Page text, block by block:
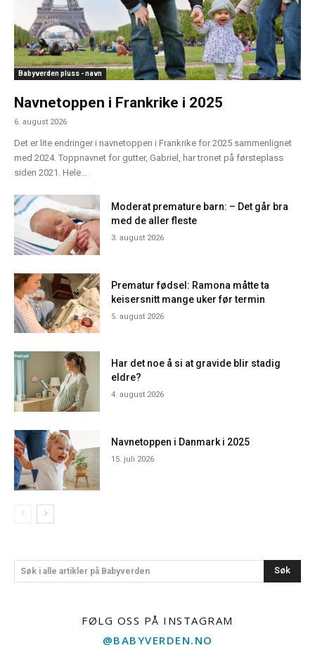
Babyverden pluss - navn
Navnetoppen i Frankrike i 2025
6. august 2026
Det er lite endringer i navnetoppen i Frankrike for 2025 sammenlignet
med 2024. Toppnavnet for gutter, Gabriel, har tronet på førsteplass
siden 2021. Hele...
Moderat premature barn: – Det går bra
med de aller fleste
3. august 2026
Prematur fødsel: Ramona måtte ta
keisersnitt mange uker før termin
5. august 2026
Har det noe å si at gravide blir stadig
eldre?
4. august 2026
Navnetoppen i Danmark i 2025
15. juli 2026
Søk i alle artikler på Babyverden Søk
FØLG OSS PÅ INSTAGRAM
@BABYVERDEN.NO